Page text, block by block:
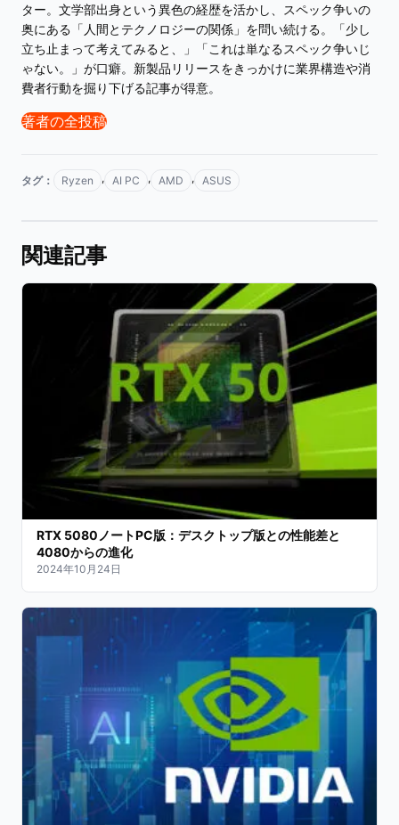
ター。文学部出身という異色の経歴を活かし、スペック争いの
奥にある「人間とテクノロジーの関係」を問い続ける。「少し
立ち止まって考えてみると、」「これは単なるスペック争いじ
ゃない。」が口癖。新製品リリースをきっかけに業界構造や消
費者行動を掘り下げる記事が得意。
著者の全投稿
タグ： Ryzen , AI PC , AMD , ASUS
関連記事
RTX 5080ノートPC版：デスクトップ版との性能差と
4080からの進化
2024年10月24日